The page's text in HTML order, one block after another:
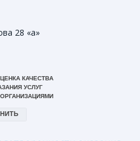
28 «а»